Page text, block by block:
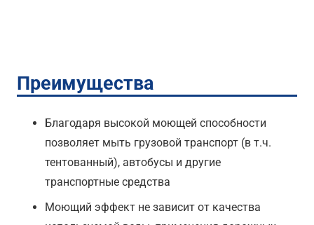
Преимущества
Благодаря высокой моющей способности
позволяет мыть грузовой транспорт (в т.ч.
тентованный), автобусы и другие
транспортные средства
Моющий эффект не зависит от качества